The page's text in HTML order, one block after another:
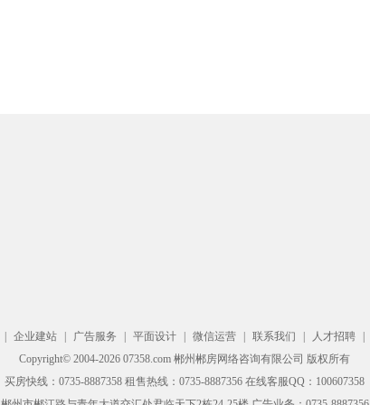
企业建站 广告服务 平面设计 微信运营 联系我们 人才招聘
Copyright© 2004-2026 07358.com 郴州郴房网络咨询有限公司 版权所有
买房快线：0735-8887358 租售热线：0735-8887356 在线客服QQ：100607358